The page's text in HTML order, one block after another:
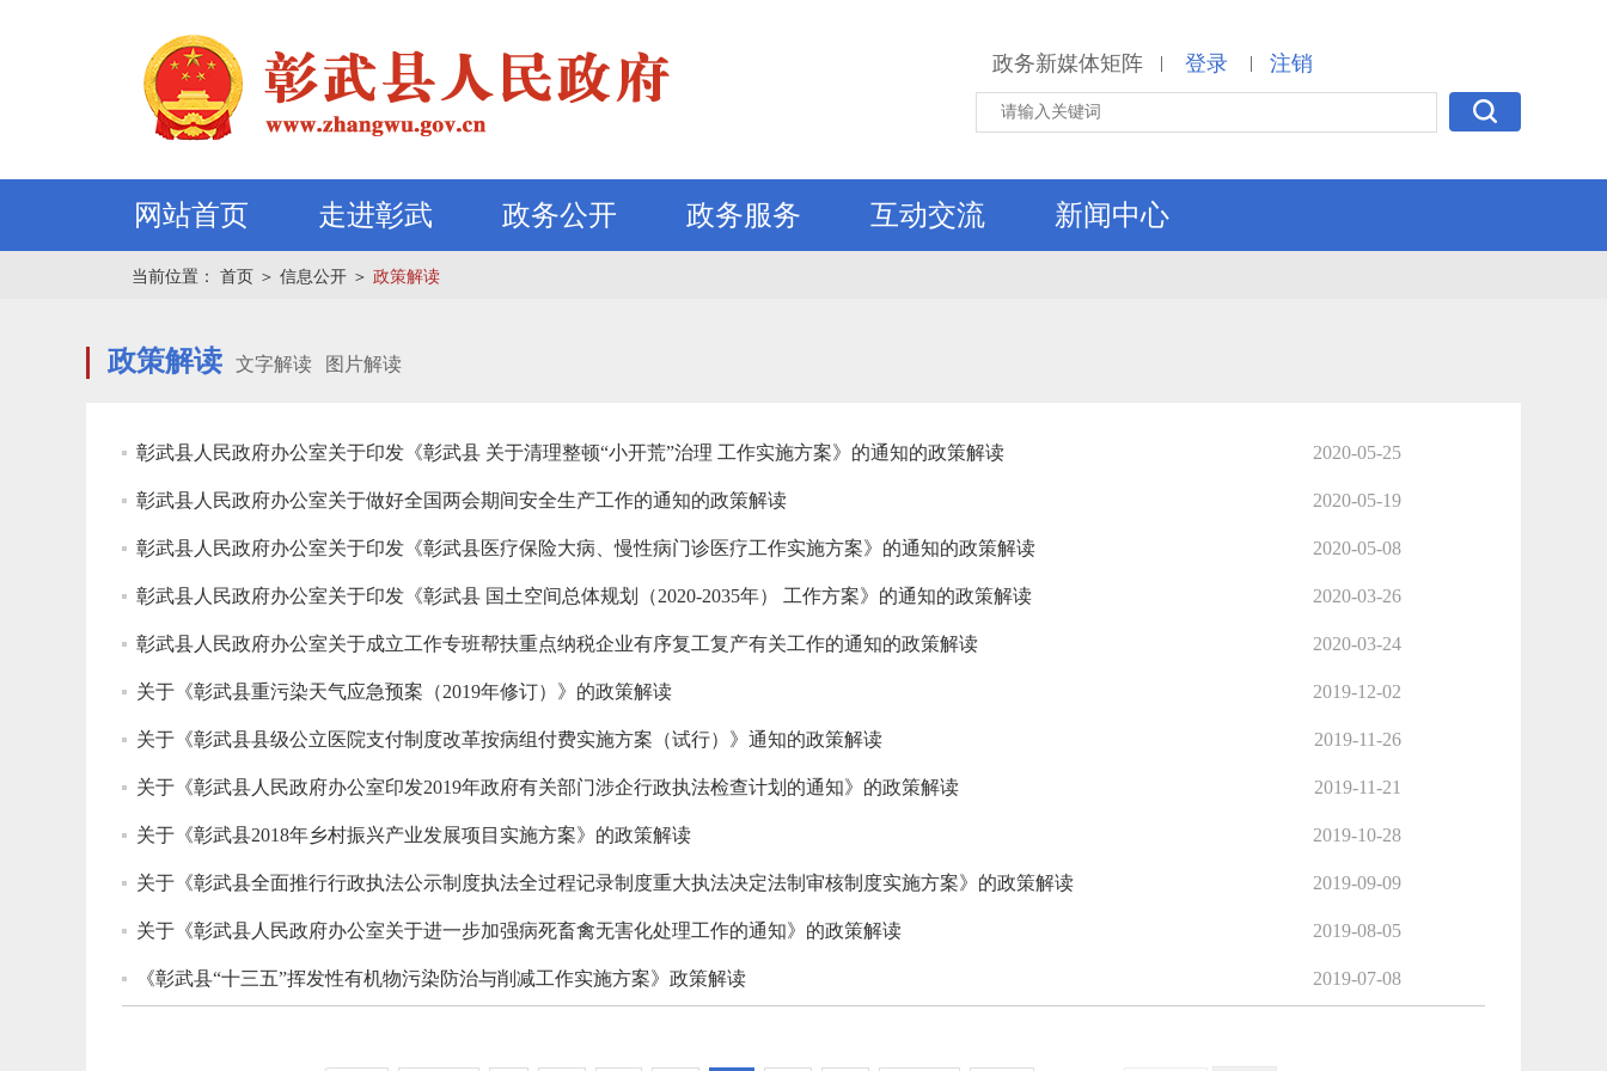
政务新媒体矩阵 | 登录 | 注销
网站首页 走进彰武 政务公开 政务服务 互动交流 新闻中心
当前位置： 首页 ＞ 信息公开 ＞ 政策解读
政策解读 文字解读 图片解读
彰武县人民政府办公室关于印发《彰武县 关于清理整顿“小开荒”治理 工作实施方案》的通知的政策解读 2020-05-25
彰武县人民政府办公室关于做好全国两会期间安全生产工作的通知的政策解读 2020-05-19
彰武县人民政府办公室关于印发《彰武县医疗保险大病、慢性病门诊医疗工作实施方案》的通知的政策解读 2020-05-08
彰武县人民政府办公室关于印发《彰武县 国土空间总体规划（2020-2035年） 工作方案》的通知的政策解读 2020-03-26
彰武县人民政府办公室关于成立工作专班帮扶重点纳税企业有序复工复产有关工作的通知的政策解读 2020-03-24
关于《彰武县重污染天气应急预案（2019年修订）》的政策解读 2019-12-02
关于《彰武县县级公立医院支付制度改革按病组付费实施方案（试行）》通知的政策解读 2019-11-26
关于《彰武县人民政府办公室印发2019年政府有关部门涉企行政执法检查计划的通知》的政策解读 2019-11-21
关于《彰武县2018年乡村振兴产业发展项目实施方案》的政策解读 2019-10-28
关于《彰武县全面推行行政执法公示制度执法全过程记录制度重大执法决定法制审核制度实施方案》的政策解读 2019-09-09
关于《彰武县人民政府办公室关于进一步加强病死畜禽无害化处理工作的通知》的政策解读 2019-08-05
《彰武县“十三五”挥发性有机物污染防治与削减工作实施方案》政策解读 2019-07-08